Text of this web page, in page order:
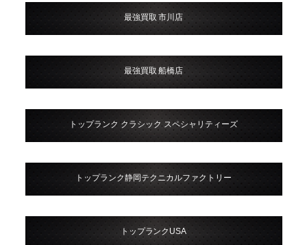
最強買取 市川店
最強買取 船橋店
トップランク クラシック スペシャリティーズ
トップランク静岡テクニカルファクトリー
トップランクUSA